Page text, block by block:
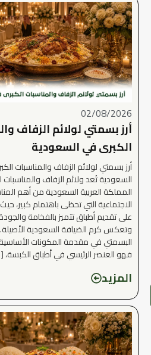
02/08/2026
أرز بسمتي لولائم الزفاف
الكبرى في السعودية
أرز بسمتي لولائم الزفاف والمناسبات
السعودية تُعد ولائم الزفاف
المملكة العربية السعودية من أهم
الاجتماعية التي تحظى باهتمام كبير،
على تقديم أطباق تتميز بالفخامة
وتعكس كرم الضيافة السعودية الأصيلة.
البسمتي في مقدمة المكونات الأساسية
فهو العنصر الرئيسي في أطباق
المزيد